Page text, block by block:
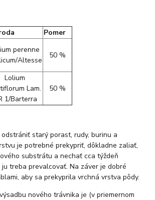
Pomer
perenne
Altesse
50 %
Lolium
Lam.
1/Barterra
50 %
starý porast, rudy, burinu a
je potrebné prekypriť, dôkladne zaliať,
substrátu a nechať cca týždeň
treba prevalcovať. Na záver je dobré
aby sa prekyprila vrchná vrstva pôdy.
nového trávnika je (v priemernom